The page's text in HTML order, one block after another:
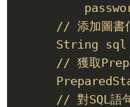
// 添加圖書
String
// 獲取
// 對SQL語